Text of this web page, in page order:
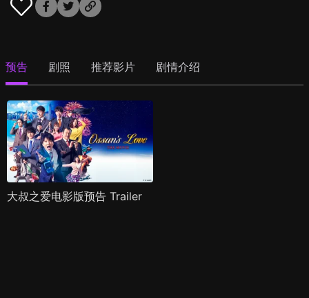
预告 剧照 推荐影片 剧情介绍
大叔之爱电影版预告 Trailer